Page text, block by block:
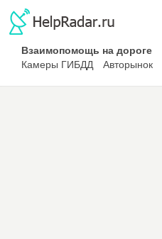
Взаимопомощь на дороге
Камеры ГИБДД
Авторынок